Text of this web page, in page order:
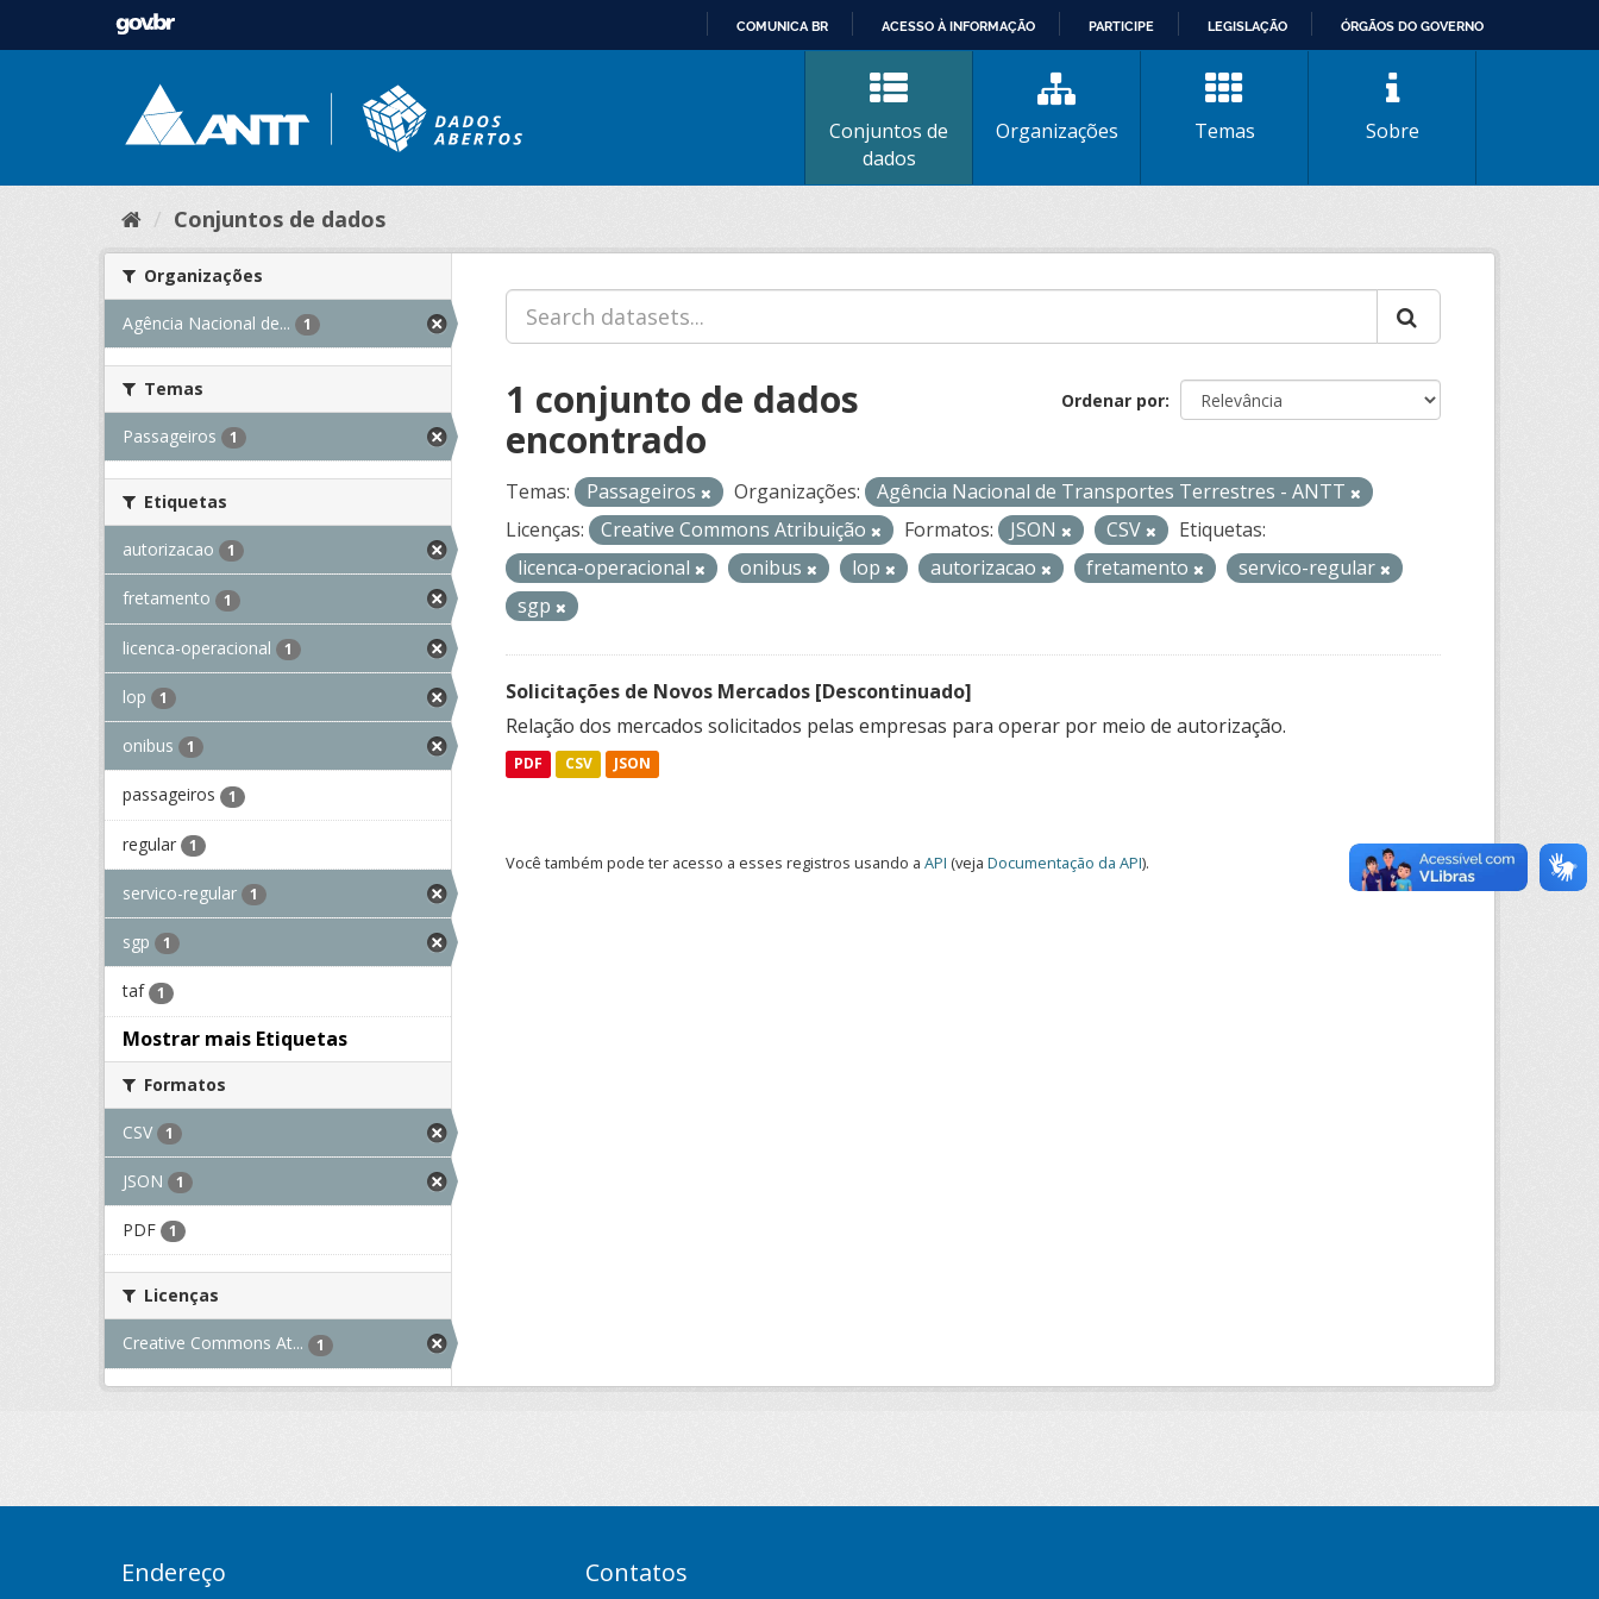
CONTEÚDO
COMUNICA BR ACESSO À INFORMAÇÃO PARTICIPE LEGISLAÇÃO ÓRGÃOS DO GOVERNO
Conjuntos de
dados
Organizações Temas Sobre
Conjuntos de dados
Organizações
Agência Nacional de... 1
Temas
Passageiros 1
Etiquetas
autorizacao 1
fretamento 1
licenca-operacional 1
lop 1
onibus 1
passageiros 1
regular 1
servico-regular 1
sgp 1
taf 1
Mostrar mais Etiquetas
Formatos
CSV 1
JSON 1
PDF 1
Licenças
Creative Commons At... 1
Ordenar por
1 conjunto de dados
encontrado
Temas: Passageiros Organizações:
Agência Nacional de Transportes Terrestres - ANTT
Licenças:
Creative Commons Atribuição Formatos: JSON CSV
Etiquetas:
licenca-operacional
onibus lop autorizacao fretamento
servico-regular
sgp
Solicitações de Novos Mercados [Descontinuado]
Relação dos mercados solicitados pelas empresas para operar por meio de autorização.
PDF CSV JSON
Você também pode ter acesso a esses registros usando a API (veja Documentação da API).
Endereço Contatos